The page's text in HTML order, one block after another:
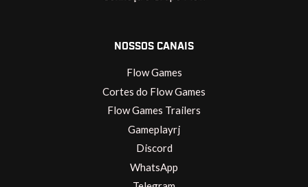
NOSSOS CANAIS
Flow Games
Cortes do Flow Games
Flow Games Trailers
Gameplayrj
Discord
WhatsApp